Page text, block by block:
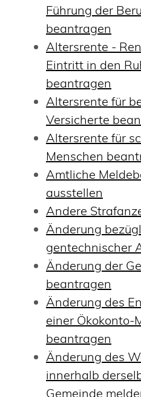
Führung der
beantragen
Altersrente -
Eintritt in den
beantragen
Altersrente für
Versicherte
Altersrente für
Menschen
Amtliche
ausstellen
Andere
Änderung
gentechnischer
Änderung der
beantragen
Änderung des
einer Ökokonto-
beantragen
Änderung des
innerhalb
Gemeinde